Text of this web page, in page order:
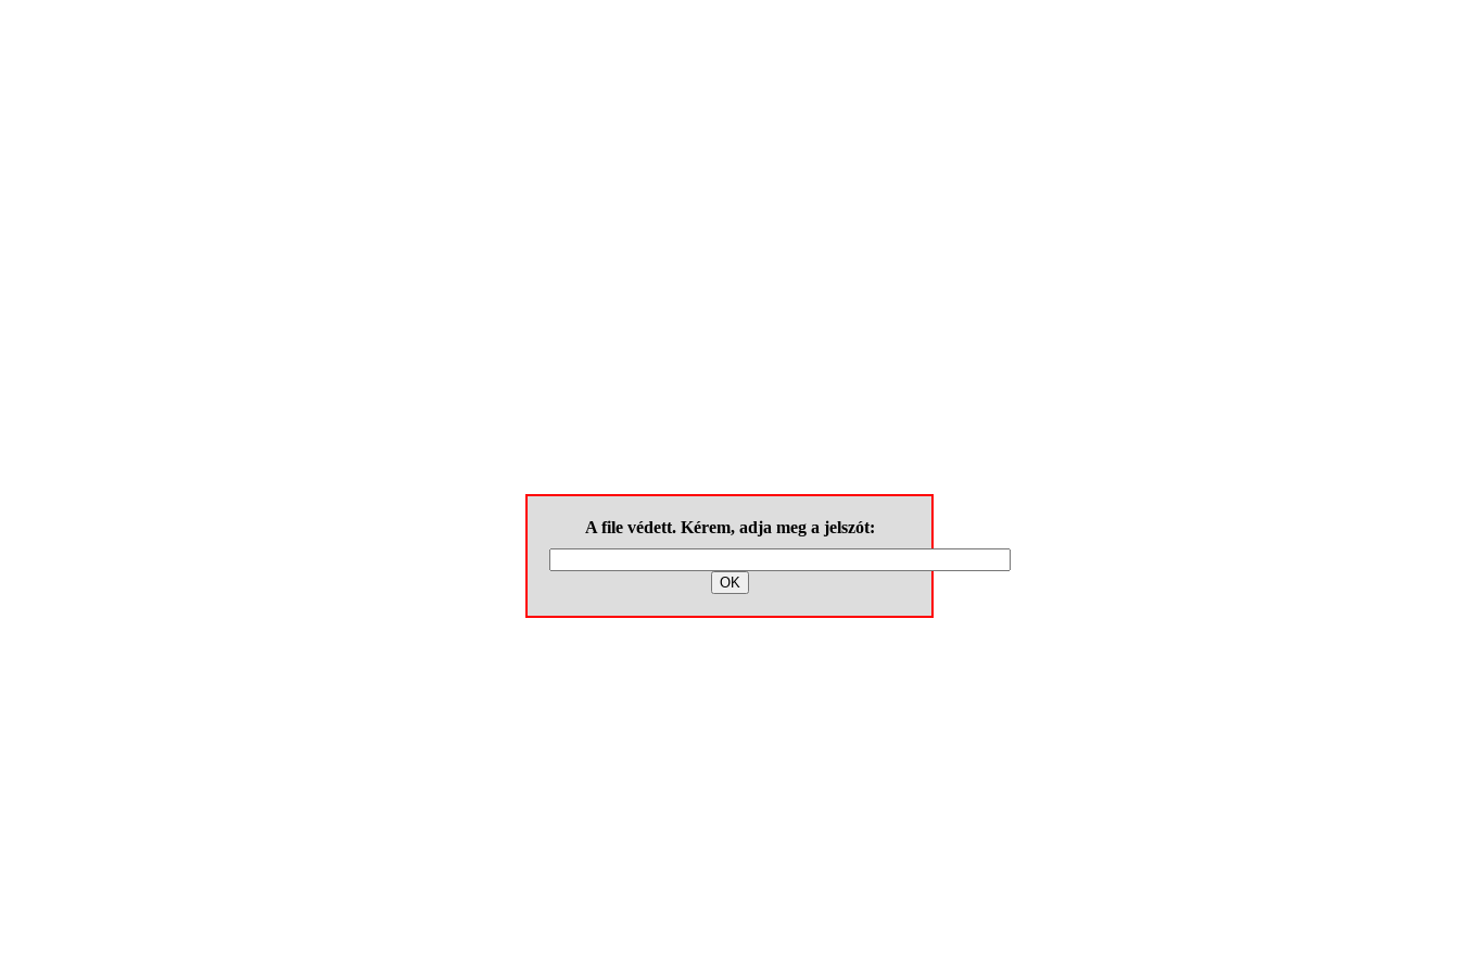
A file védett. Kérem, adja meg a jelszót: